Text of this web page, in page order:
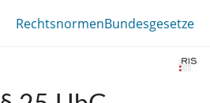
RechtsnormenBundesgesetze